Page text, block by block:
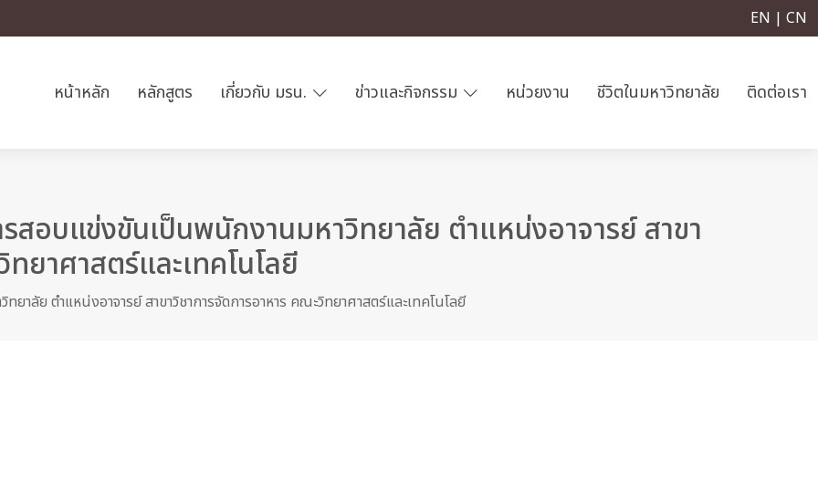
EN | CN
หน้าหลัก หลักสูตร เกี่ยวกับ มรน. ข่าวและกิจกรรม หน่วยงาน ชีวิตในมหาวิทยาลัย ติดต่อเรา
สอบแข่งขันเป็นพนักงานมหาวิทยาลัย ตำแหน่งอาจารย์ สาขา
ยาศาสตร์และเทคโนโลยี
ลัย ตำแหน่งอาจารย์ สาขาวิชาการจัดการอาหาร คณะวิทยาศาสตร์และเทคโนโลยี